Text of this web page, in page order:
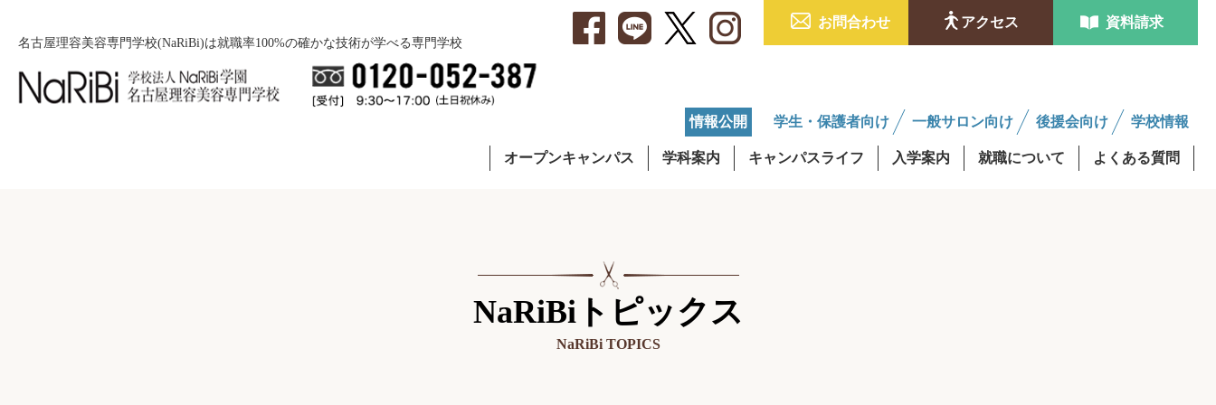
名古屋理容美容専門学校(NaRiBi)は就職率100%の確かな技術が学べる専門学校
お問合わせ アクセス 資料請求
情報公開 学生・保護者向け 一般サロン向け 後援会向け 学校情報
オープンキャンパス 学科案内
通信課程
キャンパスライフ
キャンパスライフ
入学案内
学費について
就職について
OG・OBインタビュー
よくある質問
NaRiBiトピックス
NaRiBi TOPICS